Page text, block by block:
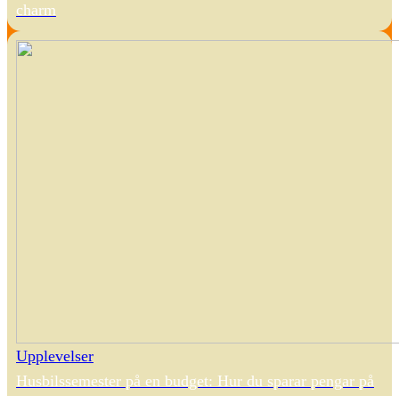
charm
Upplevelser
Husbilssemester på en budget: Hur du sparar pengar på